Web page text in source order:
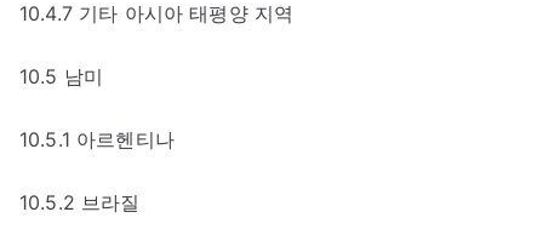
10.4.7 기타 아시아 태평양 지역
10.5 남미
10.5.1 아르헨티나
10.5.2 브라질